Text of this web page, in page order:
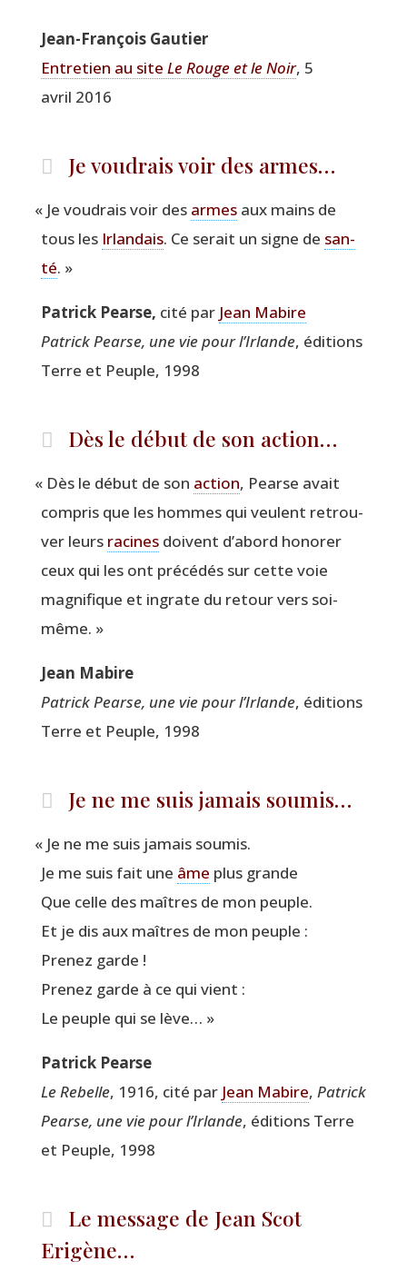
Jean-Fran­çois Gautier
Entre­tien au site Le Rouge et le Noir, 5
avril 2016
Je voudrais voir des armes…
« Je vou­drais voir des armes aux mains de
tous les Irlan­dais. Ce serait un signe de san­
té. »
Patrick Pearse, cité par Jean Mabire
Patrick Pearse, une vie pour l’Irlande, édi­tions
Terre et Peuple, 1998
Dès le début de son action…
« Dès le début de son action, Pearse avait
com­pris que les hommes qui veulent retrou­
ver leurs racinesdoivent d’abord hono­rer
ceux qui les ont pré­cé­dés sur cette voie
magni­fique et ingrate du retour vers soi-
même. »
Jean Mabire
Patrick Pearse, une vie pour l’Irlande, édi­tions
Terre et Peuple, 1998
Je ne me suis jamais soumis…
« Je ne me suis jamais soumis.
Je me suis fait une âme plus grande
Que celle des maîtres de mon peuple.
Et je dis aux maîtres de mon peuple :
Pre­nez garde !
Pre­nez garde à ce qui vient :
Le peuple qui se lève… »
Patrick Pearse
Le Rebelle, 1916, cité par Jean Mabire, Patrick
Pearse, une vie pour l’Irlande, édi­tions Terre
et Peuple, 1998
Le message de Jean Scot
Erigène…